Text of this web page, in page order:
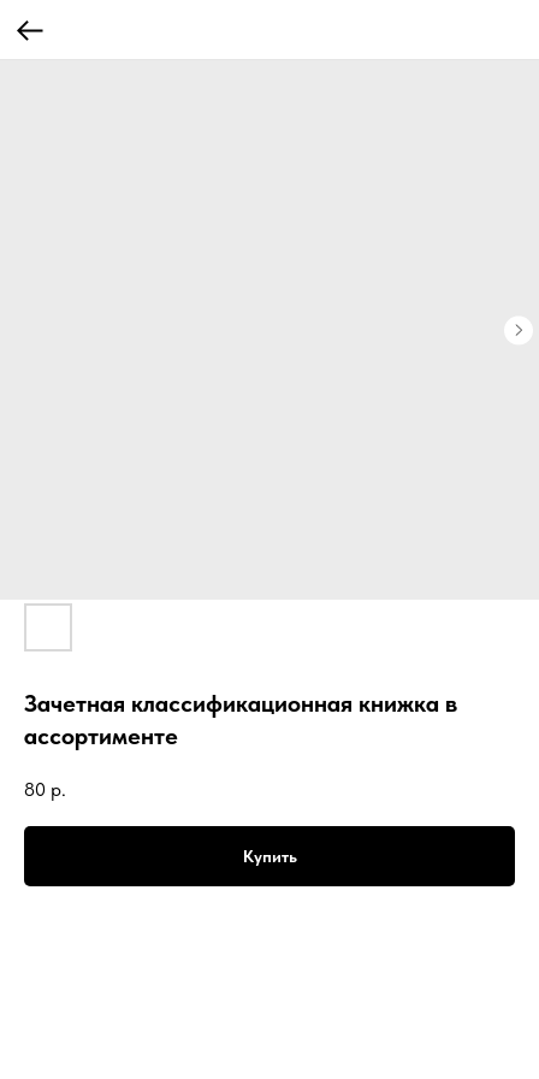
Зачетная классификационная книжка в
ассортименте
80 р.
Купить